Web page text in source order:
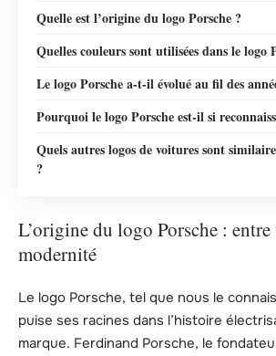
Quelle est l’origine du logo Porsche ?
Quelles couleurs sont utilisées dans le logo
Le logo Porsche a-t-il évolué au fil des
Pourquoi le logo Porsche est-il si
Quels autres logos de voitures sont
?
L’origine du logo Porsche :
modernité
Le logo Porsche, tel que nous le
puise ses racines dans l’histoire
marque. Ferdinand Porsche, le